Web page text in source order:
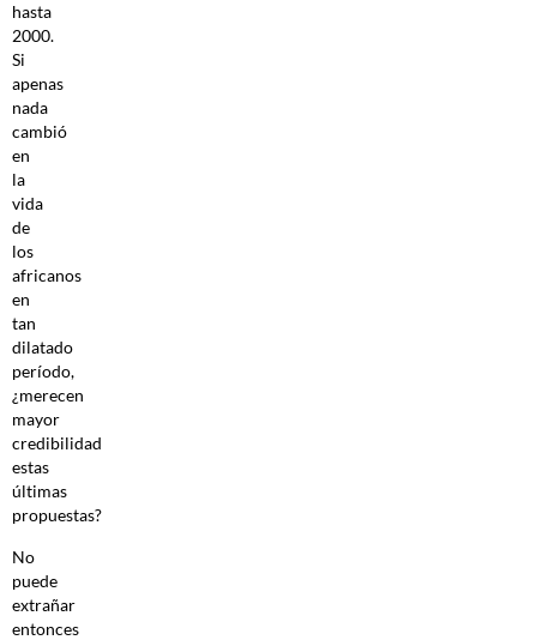
hasta
2000.
Si
apenas
nada
cambió
en
la
vida
de
los
africanos
en
tan
dilatado
período,
¿merecen
mayor
credibilidad
estas
últimas
propuestas?
No
puede
extrañar
entonces